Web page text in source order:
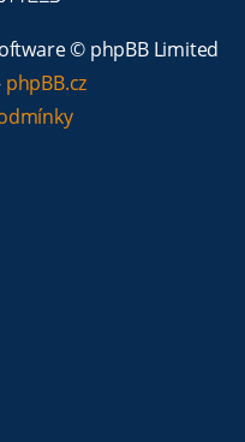
© phpBB Limited
phpBB.cz